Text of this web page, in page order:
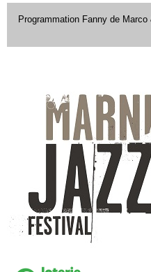
Programmation Fanny de